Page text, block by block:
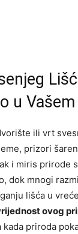
u
ili vrt
prizori
i miris prirode
dok mnogi
lišća u
ovog
priroda